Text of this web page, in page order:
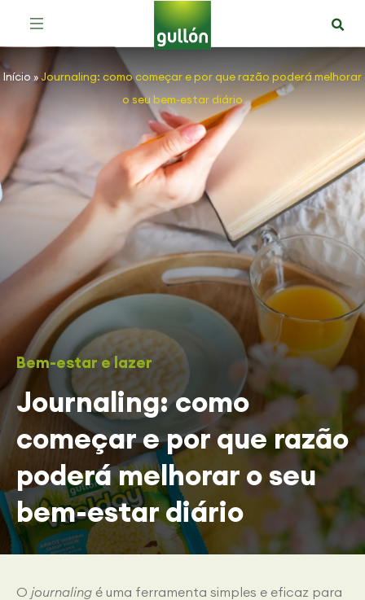
Início » Journaling: como começar e por que razão poderá melhorar
o seu bem-estar diário
Bem-estar e lazer
Journaling: como
começar e por que razão
poderá melhorar o seu
bem-estar diário
O journaling é uma ferramenta simples e eficaz para